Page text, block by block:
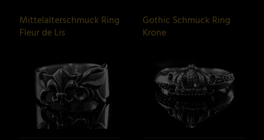
Mittelalterschmuck Ring
Fleur de Lis
Gothic Schmuck Ring
Krone